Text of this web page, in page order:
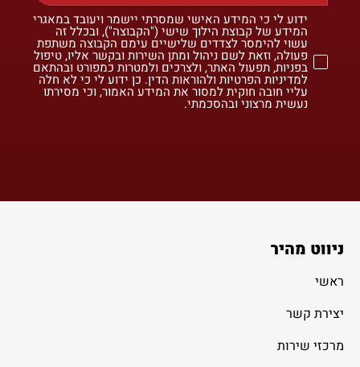
ידוע לי כי המידע האישי שמסרתי יישמר ויעובד במאגרי
המידע של קבוצת הילוך שישי ("הקבוצה"), ובכלל זה
עשוי להימסר לצדדים שלישיים עימם הקבוצה משתפת
פעולה, וזאת לשם ניהול ומתן השירות ובקשר אליו, טיפול
בפניות, תפעול האתר, ולצרכים ולמטרות כמפורט ובהתאם
למדיניות הפרטיות ולהוראות הדין. כן ידוע לי כי לא חלה
עליי חובה חוקית למסור את המידע האמור, וכי מסירתו
נעשית מרצוני ובהסכמתי.
ניווט מהיר
ראשי
יצירת קשר
מרכזי שירות